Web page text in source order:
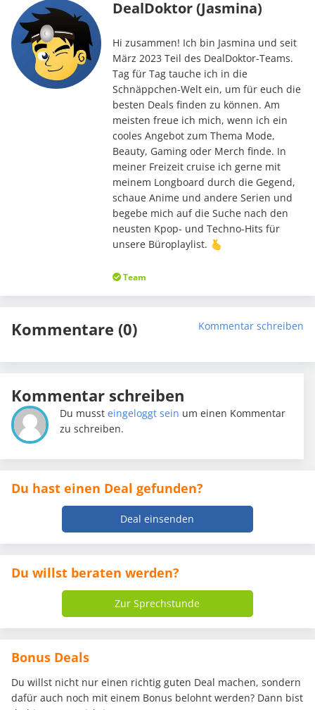
DealDoktor (Jasmina)
Hi zusammen! Ich bin Jasmina und seit
März 2023 Teil des DealDoktor-Teams.
Tag für Tag tauche ich in die
Schnäppchen-Welt ein, um für euch die
besten Deals finden zu können. Am
meisten freue ich mich, wenn ich ein
cooles Angebot zum Thema Mode,
Beauty, Gaming oder Merch finde. In
meiner Freizeit cruise ich gerne mit
meinem Longboard durch die Gegend,
schaue Anime und andere Serien und
begebe mich auf die Suche nach den
neusten Kpop- und Techno-Hits für
unsere Büroplaylist. 🫰
Team
Kommentare (0) Kommentar schreiben
Kommentar schreiben
Du mussteingeloggt sein um einen Kommentar
zu schreiben.
Du hast einen Deal gefunden?
Deal einsenden
Du willst beraten werden?
Zur Sprechstunde
Bonus Deals
Du willst nicht nur einen richtig guten Deal machen, sondern
dafür auch noch mit einem Bonus belohnt werden? Dann bist